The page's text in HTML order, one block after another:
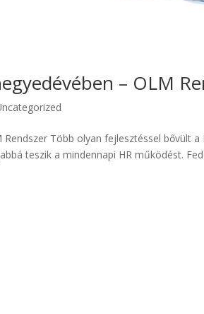
– OLM
Több olyan fejlesztéssel bővült
teszik a mindennapi HR működést.